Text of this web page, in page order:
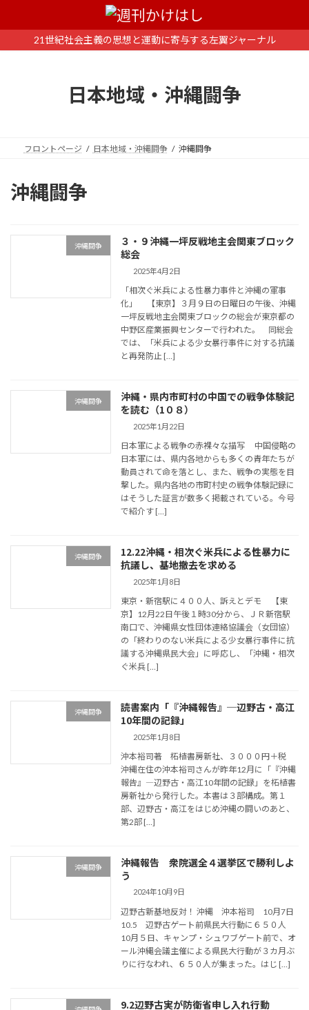
ン
ー
21世紀社会主義の思想と運動に寄与する左翼ジャーナル
日本地域・沖縄闘争
フロントページ 日本地域・沖縄闘争 沖縄闘争
沖縄闘争
沖縄闘争
３・９沖縄一坪反戦地主会関東ブロック
総会
2025年4月2日
「相次ぐ米兵による性暴力事件と沖縄の軍事
化」 【東京】３月９日の日曜日の午後、沖縄
一坪反戦地主会関東ブロックの総会が東京都の
中野区産業振興センターで行われた。 同総会
では、「米兵による少女暴行事件に対する抗議
と再発防止 […]
沖縄闘争
沖縄・県内市町村の中国での戦争体験記
を読む（1０８）
2025年1月22日
日本軍による戦争の赤裸々な描写 中国侵略の
日本軍には、県内各地からも多くの青年たちが
動員されて命を落とし、また、戦争の実態を目
撃した。県内各地の市町村史の戦争体験記録に
はそうした証言が数多く掲載されている。今号
で紹介す […]
沖縄闘争
12.22沖縄・相次ぐ米兵による性暴力に
抗議し、基地撤去を求める
2025年1月8日
東京・新宿駅に４００人、訴えとデモ 【東
京】12月22日午後１時30分から、ＪＲ新宿駅
南口で、沖縄県女性団体連絡協議会（女団協）
の「終わりのない米兵による少女暴行事件に抗
議する沖縄県民大会」に呼応し、「沖縄・相次
ぐ米兵 […]
沖縄闘争
読書案内「『沖縄報告』─辺野古・高江
10年間の記録」
2025年1月8日
沖本裕司著 柘植書房新社、３０００円＋税
沖縄在住の沖本裕司さんが昨年12月に「『沖縄
報告』―辺野古・高江10年間の記録」を柘植書
房新社から発行した。本書は３部構成。第１
部、辺野古・高江をはじめ沖縄の闘いのあと、
第2部 […]
沖縄闘争
沖縄報告 衆院選全４選挙区で勝利しよ
う
2024年10月9日
辺野古新基地反対！ 沖縄 沖本裕司 10月7日
10.5 辺野古ゲート前県民大行動に６５０人
10月５日、キャンプ・シュワブゲート前で、オ
ール沖縄会議主催による県民大行動が３カ月ぶ
りに行なわれ、６５０人が集まった。はじ […]
9.2辺野古実が防衛省申し入れ行動